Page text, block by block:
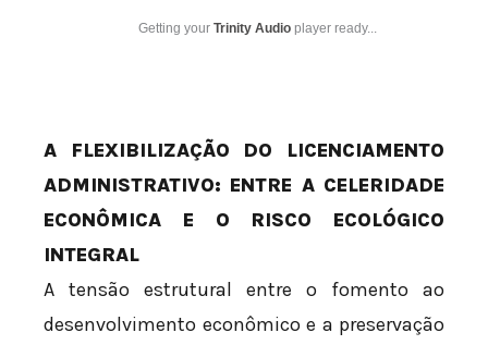
Getting your Trinity Audio player ready...
A FLEXIBILIZAÇÃO DO LICENCIAMENTO
ADMINISTRATIVO: ENTRE A CELERIDADE
ECONÔMICA E O RISCO ECOLÓGICO
INTEGRAL
A tensão estrutural entre o fomento ao
desenvolvimento econômico e a preservação